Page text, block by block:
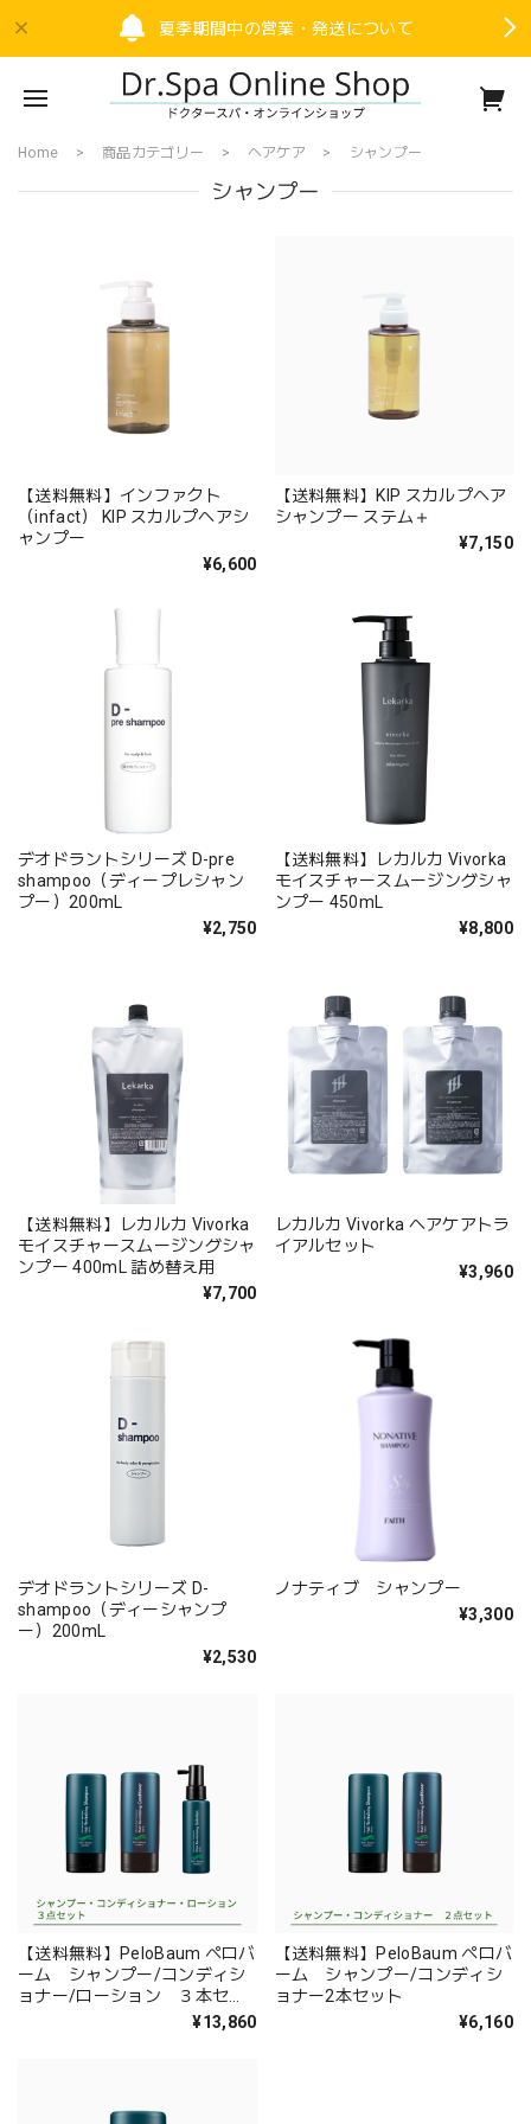
夏季期間中の営業・発送について
Home 商品カテゴリー ヘアケア シャンプー
シャンプー
【送料無料】インファクト
（infact） KIP スカルプヘアシ
ャンプー
¥6,600
【送料無料】KIP スカルプヘア
シャンプー ステム＋
¥7,150
デオドラントシリーズ D-pre
shampoo（ディープレシャン
プー）200mL
¥2,750
【送料無料】レカルカ Vivorka
モイスチャースムージングシャ
ンプー 450mL
¥8,800
【送料無料】レカルカ Vivorka
モイスチャースムージングシャ
ンプー 400mL 詰め替え用
¥7,700
レカルカ Vivorka ヘアケアトラ
イアルセット
¥3,960
デオドラントシリーズ D-
shampoo（ディーシャンプ
ー）200mL
¥2,530
ノナティブ シャンプー
¥3,300
【送料無料】PeloBaum ペロバ
ーム シャンプー/コンディシ
ョナー/ローション ３本セッ
¥13,860
【送料無料】PeloBaum ペロバ
ーム シャンプー/コンディシ
ョナー2本セット
¥6,160